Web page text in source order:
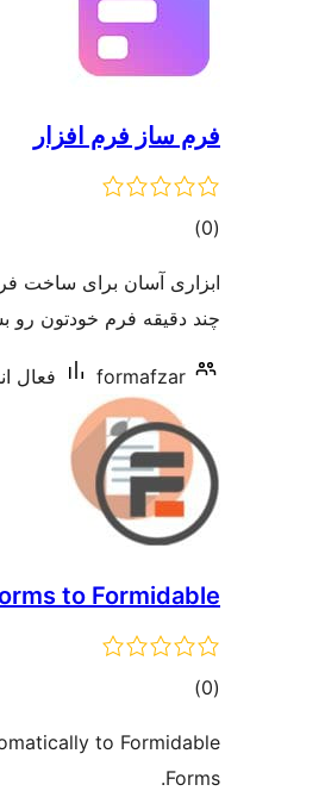
فرم ساز فرم افزار
(0 ڪل
بندي
)
ابزاری آسان برای ساخت
چند دقیقه فرم خودتون رو
formafzar فعال
to Formidable
(0 ڪل
بندي
)
to Formidable
Forms.